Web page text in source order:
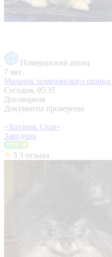
Померанский шпиц
7 мес.
Мальчик померанского шпица
Сегодня, 05:35
Договорная
Документы проверены
«Хота́вик Стар»
Заводчик
5 3 отзыва